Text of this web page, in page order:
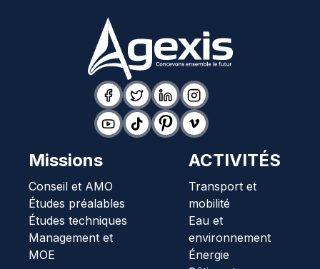
Missions
Conseil et AMO
Études préalables
Études techniques
Management et
MOE
ACTIVITÉS
Transport et
mobilité
Eau et
environnement
Énergie